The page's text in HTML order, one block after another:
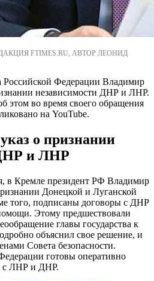
FTIMES.RU, АВТОР ЛЕОНИД
Российской Федерации Владимир
независимости ДНР и ЛНР.
этом во время своего обращения
на YouTube.
о признании
и ЛНР
в Кремле президент РФ Владимир
Донецкой и Луганской
того, подписаны договоры с ДНР
Этому предшествовали
главы государства к
объяснил свое решение, и
Совета безопасности.
готовы оперативно
с ЛНР и ДНР.